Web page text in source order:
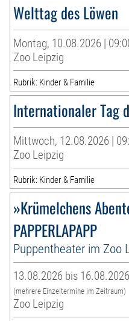
Welttag des Löwen
Montag, 10.08.2026 |
Zoo Leipzig
Rubrik: Kinder & Familie
Internationaler Tag
Mittwoch, 12.08.2026 |
Zoo Leipzig
Rubrik: Kinder & Familie
»Krümelchens
PAPPERLAPAPP
Puppentheater im Zoo
13.08.2026 bis 16.08.2026
(mehrere Einzeltermine im Zeitraum)
Zoo Leipzig